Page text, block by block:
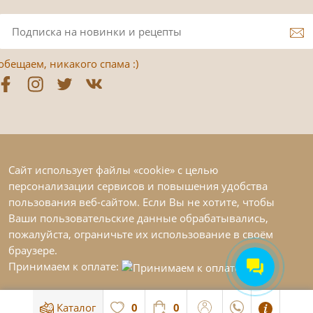
Каталог 0 0
никакого спама :)
Сайт использует файлы «cookie» с целью
персонализации сервисов и повышения удобства
пользования веб-сайтом. Если Вы не хотите, чтобы
Ваши пользовательские данные обрабатывались,
пожалуйста, ограничьте их использование в своём
браузере.
Принимаем к оплате: